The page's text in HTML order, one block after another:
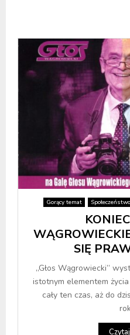
Gorący temat Społeczeństwo
SIĘ
„Głos Wągrowiecki”
istotnym elementem
cały ten czas, aż do